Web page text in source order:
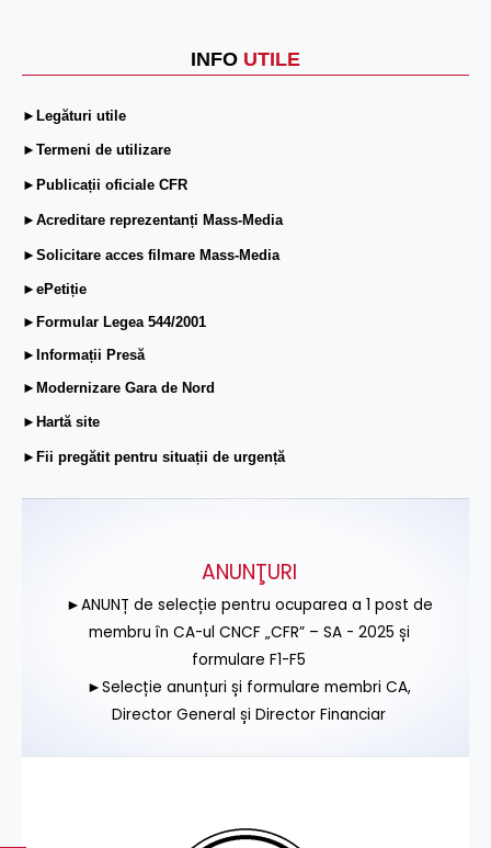
INFO UTILE
►Legături utile
►Termeni de utilizare
►Publicații oficiale CFR
►Acreditare reprezentanți Mass-Media
►Solicitare acces filmare Mass-Media
►ePetiție
►Formular Legea 544/2001
►Informații Presă
►Modernizare Gara de Nord
►Hartă site
►Fii pregătit pentru situații de urgență
ANUNŢURI
►ANUNȚ de selecție pentru ocuparea a 1 post de
membru în CA-ul CNCF „CFR” – SA - 2025 și
formulare F1-F5
►Selecție anunțuri și formulare membri CA,
Director General și Director Financiar